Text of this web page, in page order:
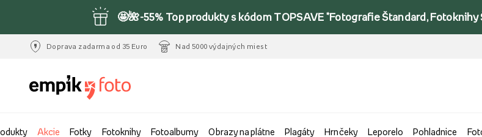
🤩🌺-55% Top produkty s kódom TOPSAVE *Fotografie Štandard, Fotoknihy
Doprava zadarma od 35 Euro Nad 5000 výdajných miest
Akcie Fotky Fotoknihy Fotoalbumy Obrazy na plátne Plagáty Hrnčeky Leporelo Pohladnice